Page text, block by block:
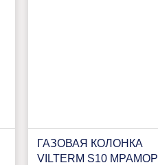
ГАЗОВАЯ КОЛОНКА
VILTERM S10 МРАМОР